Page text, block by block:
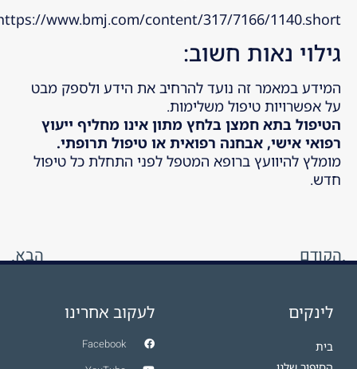
www.bmj.com/content/317/7166/1140.short
גילוי נאות חשוב:
המידע במאמר זה נועד להרחיב את הידע ולספק מבט
על אפשרויות טיפול משלימות.
הטיפול בתא חמצן בלחץ מתון אינו מחליף ייעוץ
רפואי אישי, אבחנה רפואית או טיפול תרופתי.
מומלץ להיוועץ ברופא המטפל לפני התחלת כל טיפול
חדש.
הקודם הבא
לינקים
בית
לעקוב אחרינו
Facebook